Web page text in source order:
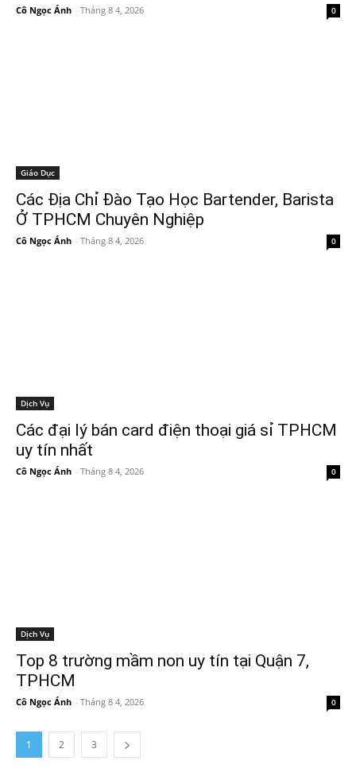
Cô Ngọc Ánh - Tháng 8 4, 2026 0
Giáo Dục
Các Địa Chỉ Đào Tạo Học Bartender, Barista
Ở TPHCM Chuyên Nghiệp
Cô Ngọc Ánh - Tháng 8 4, 2026 0
Dịch Vụ
Các đại lý bán card điện thoại giá sỉ TPHCM
uy tín nhất
Cô Ngọc Ánh - Tháng 8 4, 2026 0
Dịch Vụ
Top 8 trường mầm non uy tín tại Quận 7,
TPHCM
Cô Ngọc Ánh - Tháng 8 4, 2026 0
1 2 3